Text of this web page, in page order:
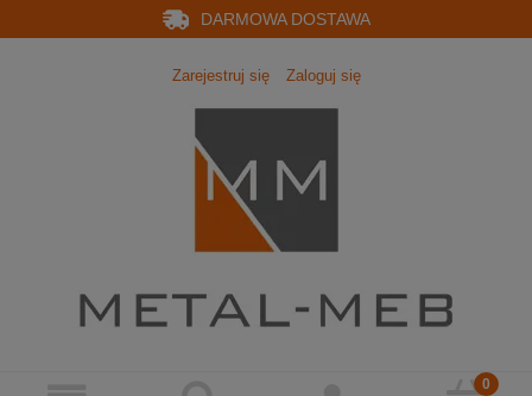
DARMOWA DOSTAWA
Zarejestruj się Zaloguj się